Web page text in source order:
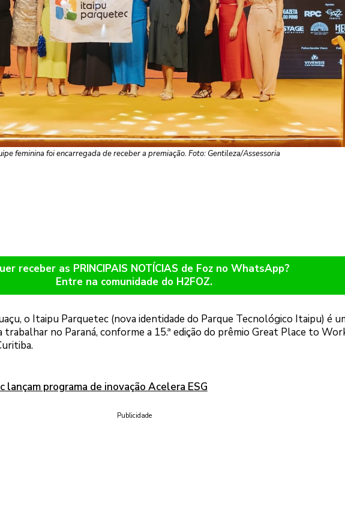
feminina foi encarregada de receber a premiação. Foto: Gentileza/Assessoria
receber as PRINCIPAIS NOTÍCIAS de Foz no WhatsApp?
Entre na comunidade do H2FOZ.
o Itaipu Parquetec (nova identidade do Parque Tecnológico Itaipu) é
trabalhar no Paraná, conforme a 15.ª edição do prêmio Great Place to
lançam programa de inovação Acelera ESG
Publicidade